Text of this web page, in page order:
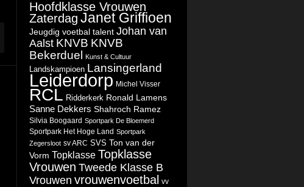
Hoofdklasse Vrouwen
Zaterdag Janet Griffioen
Jeugdig voetbal talent Johan van
Aalst KNVB KNVB
Bekerduel
Kunst & Cultuur
Landskampioen Lansingerland
Leiderdorp Michel Visser
RCL Ridderkerk Ronald Lamens
Sanne Dekkers Shahroch Ramez
Silvia Boogaard Sportpark De Bloemerd
Sportpark Het Hoge Land Sportpark
Zegersloot sv ARC SVS Ton van der
Vorm Topklasse Topklasse
Vrouwen Tweede Klasse B
Vrouwen vrouwenvoetbal
vv